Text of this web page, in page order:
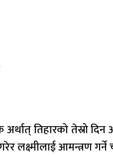
तिहारको तेस्रो
लक्ष्मीलाई आमन्त्रण